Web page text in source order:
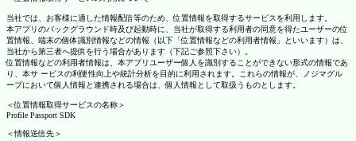
当社では、お客様に適した情報配信等のため、位置情報を取得するサービスを利用します。
本アプリのバックグラウンド時及び起動時に、当社が取得する利用者の同意を得たユーザーの位
置情報、端末の個体識別情報などの情報（以下「位置情報などの利用者情報」といいます）は、
当社から第三者へ提供を行う場合があります（下記ご参照下さい）。
位置情報などの利用者情報は、本アプリユーザー個人を識別することができない形式の情報であ
り、本サ ービスの利便性向上や統計分析を目的に利用されます。これらの情報が、ノジマグル
ープにおいて個人情報と連携される場合は、個人情報として取扱うものとします。
＜位置情報取得サービスの名称＞
Profile Passport SDK
＜情報送信先＞